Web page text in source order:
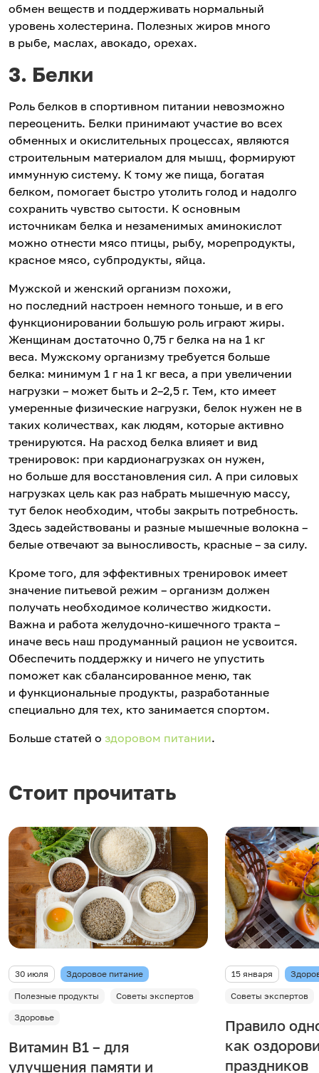
обмен веществ и поддерживать нормальный
уровень холестерина. Полезных жиров много
в рыбе, маслах, авокадо, орехах.
3. Белки
Роль белков в спортивном питании невозможно
переоценить. Белки принимают участие во всех
обменных и окислительных процессах, являются
строительным материалом для мышц, формируют
иммунную систему. К тому же пища, богатая
белком, помогает быстро утолить голод и надолго
сохранить чувство сытости. К основным
источникам белка и незаменимых аминокислот
можно отнести мясо птицы, рыбу, морепродукты,
красное мясо, субпродукты, яйца.
Мужской и женский организм похожи,
но последний настроен немного тоньше, и в его
функционировании большую роль играют жиры.
Женщинам достаточно 0,75 г белка на на 1 кг
веса. Мужскому организму требуется больше
белка: минимум 1 г на 1 кг веса, а при увеличении
нагрузки – может быть и 2–2,5 г. Тем, кто имеет
умеренные физические нагрузки, белок нужен не в
таких количествах, как людям, которые активно
тренируются. На расход белка влияет и вид
тренировок: при кардионагрузках он нужен,
но больше для восстановления сил. А при силовых
нагрузках цель как раз набрать мышечную массу,
тут белок необходим, чтобы закрыть потребность.
Здесь задействованы и разные мышечные волокна –
белые отвечают за выносливость, красные – за силу.
Кроме того, для эффективных тренировок имеет
значение питьевой режим – организм должен
получать необходимое количество жидкости.
Важна и работа желудочно-кишечного тракта –
иначе весь наш продуманный рацион не усвоится.
Обеспечить поддержку и ничего не упустить
поможет как сбалансированное меню, так
и функциональные продукты, разработанные
специально для тех, кто занимается спортом.
Больше статей о здоровом питании.
Стоит прочитать
30 июля Здоровое питание
Полезные продукты
Советы экспертов
Здоровье
Витамин В1 – для
улучшения памяти и
15 января
Советы экспертов
Правило
как
праздников